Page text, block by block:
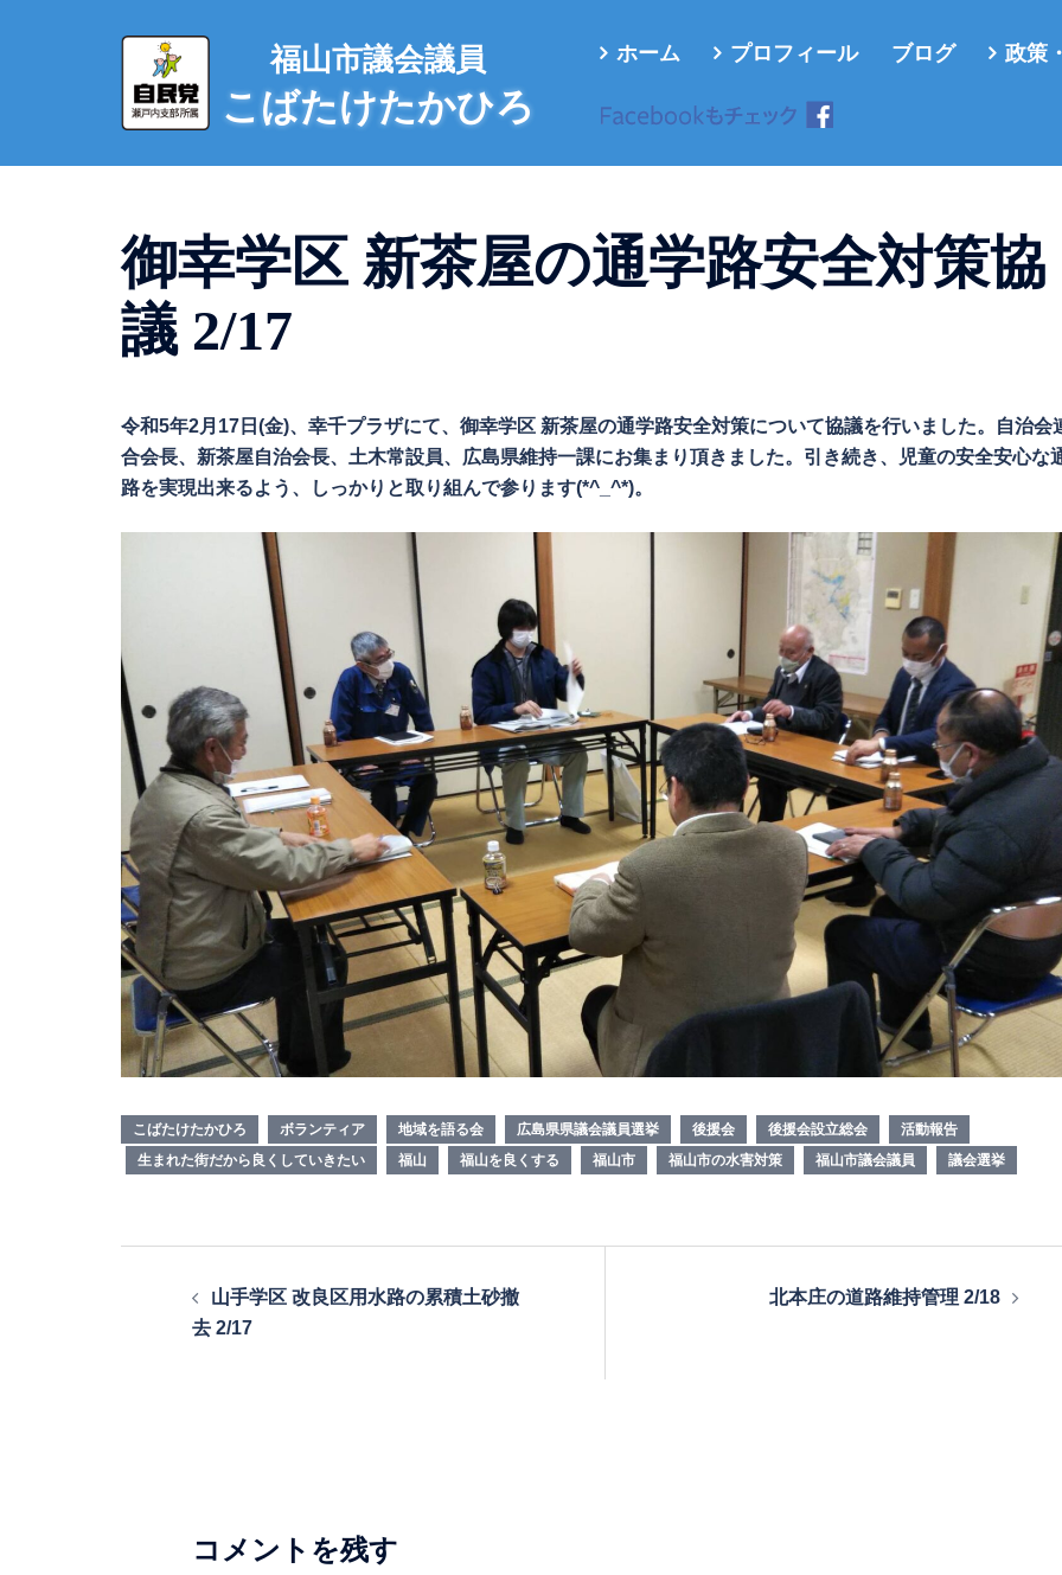
へ
福山市議会議員
こばたけたかひろ
ホーム プロフィール ブログ 政策
御幸学区 新茶屋の通学路安全対策協
議 2/17
令和5年2月17日(金)、幸千プラザにて、御幸学区 新茶屋の通学路安全対策について協議を行いました。自治会
合会長、新茶屋自治会長、土木常設員、広島県維持一課にお集まり頂きました。引き続き、児童の安全安心な
路を実現出来るよう、しっかりと取り組んで参ります(*^_^*)。
こばたけたかひろ ボランティア 地域を語る会 広島県県議会議員選挙 後援会 後援会設立総会
活動報告
生まれた街だから良くしていきたい
福山 福山を良くする 福山市 福山市の水害対策 福山市議会議員 議会選挙
山手学区 改良区用水路の累積土砂撤
去 2/17
北本庄の道路維持管理 2/18
コメントを残す